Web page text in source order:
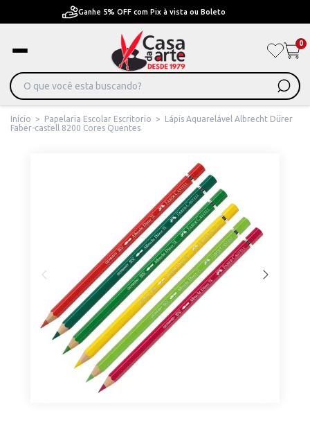
Pague em Até 6x sem juros ou ate 12x com juros
0
Início > Papelaria Escolar Escritorio >
Lápis Aquarelável Albrecht Dürer
Faber-castell 8200 Cores Quentes